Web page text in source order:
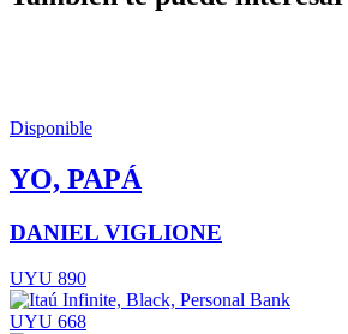
Disponible
YO, PAPÁ
DANIEL VIGLIONE
UYU 890
UYU 668